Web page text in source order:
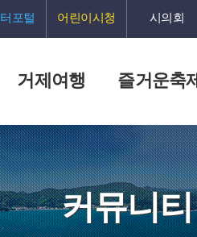
포털 어린이시청 시의회
거제여행 즐거운축제
커뮤니티